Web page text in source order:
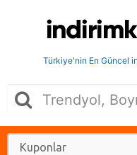
Türkiye'nin En Güncel